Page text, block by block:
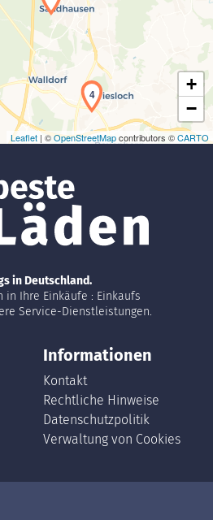
4
+
−
Leaflet | ©OpenStreetMapcontributors ©CARTO
in Deutschland.
Ihre Einkäufe : Einkaufs
Service-Dienstleistungen.
Informationen
Kontakt
Rechtliche Hinweise
Datenschutzpolitik
Verwaltung von Cookies